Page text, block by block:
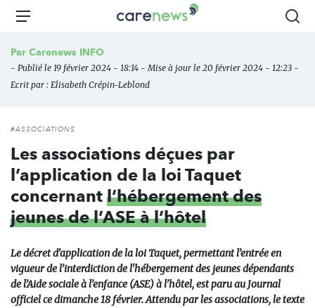
Aller
principal
Carenews,
des
acteurs
Menu
Par Carenews INFO
- Publié le 19 février 2024 - 18:14 - Mise à jour le 20 février 2024 - 12:23 -
Ecrit par : Elisabeth Crépin-Leblond
#ASSOCIATIONS
Les associations déçues par
l’application de la loi Taquet
concernant l’hébergement des
jeunes de l’ASE à l’hôtel
Le décret d’application de la loi Taquet, permettant l’entrée en
vigueur de l’interdiction de l'hébergement des jeunes dépendants
de l’Aide sociale à l’enfance (ASE) à l’hôtel, est paru au Journal
officiel ce dimanche 18 février. Attendu par les associations, le texte